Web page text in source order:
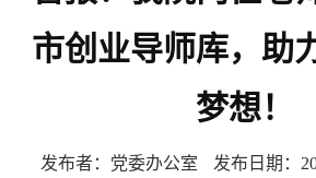
市创业导师库，助
梦想！
发布者：党委办公室 发布日期：